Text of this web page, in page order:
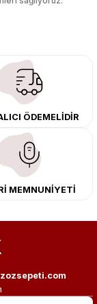
egzozları ve
aracınızın
İstanbul’daki montaj
her yerine güvenli
katmak için doğru
ÖDEMELİDİR
MEMNUNİYETİ